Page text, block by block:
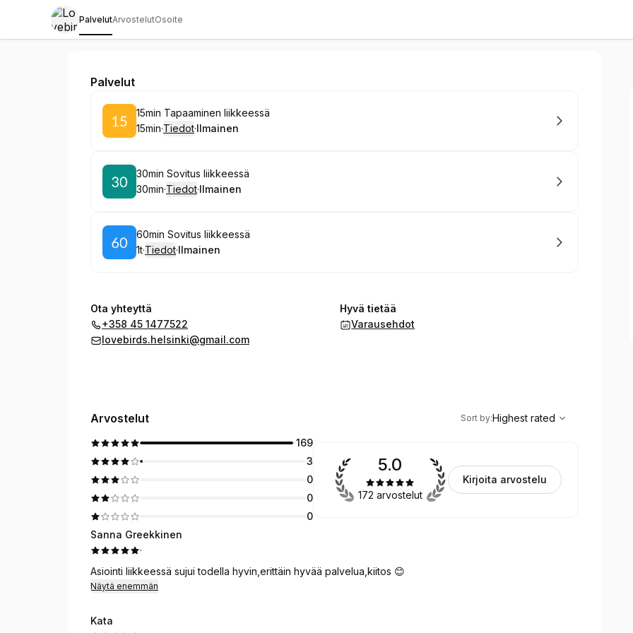
PalvelutArvostelutOsoite
Lovebirds
Palvelut
Varaa
15min Tapaaminen liikkeessä
.Kesto:
15min·Tiedot·
.Hinta:
Ilmainen
Varaa
30min Sovitus liikkeessä
.Kesto:
30min·Tiedot·
.Hinta:
Ilmainen
Varaa
60min Sovitus liikkeessä
.Kesto:
1t·Tiedot·
.Hinta:
Ilmainen
Ota yhteyttä
+358 45 1477522
lovebirds.helsinki@gmail.com
Hyvä tietää
Varausehdot
Arvostelut
Highest rated
Sort by:Highest rated
169
3
0
0
0
5.0
172 arvostelut
Kirjoita arvostelu
Sanna Greekkinen
·
Asiointi liikkeessä sujui todella hyvin,erittäin hyvää palvelua,kiitos 😊
Näytä enemmän
Kata